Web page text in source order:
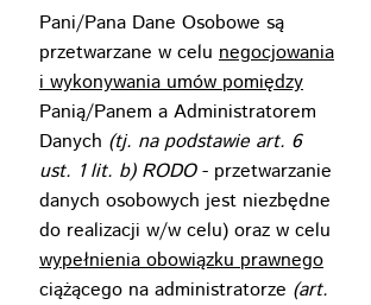
Pani/Pana Dane Osobowe są
przetwarzane w celu negocjowania
i wykonywania umów pomiędzy
Panią/Panem a Administratorem
Danych (tj. na podstawie art. 6
ust. 1 lit. b) RODO- przetwarzanie
danych osobowych jest niezbędne
do realizacji w/w celu) oraz w celu
wypełnienia obowiązku prawnego
ciążącego na administratorze (art.